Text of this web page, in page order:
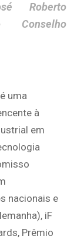
Roberto
Conselho
uma
à
em
nacionais e
iF
Prêmio